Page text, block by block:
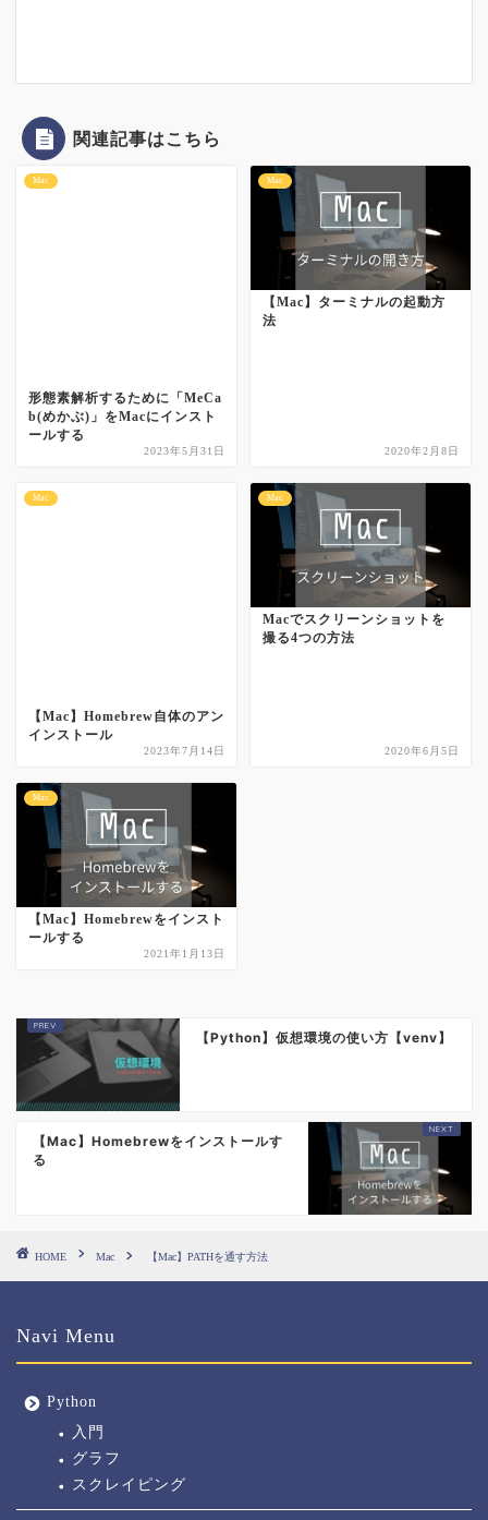
関連記事はこちら
Mac
形態素解析するために「MeCa
b(めかぶ)」をMacにインスト
ールする
2023年5月31日
Mac
【Mac】ターミナルの起動方
法
2020年2月8日
Mac
【Mac】Homebrew自体のアン
インストール
2023年7月14日
Mac
Macでスクリーンショットを
撮る4つの方法
2020年6月5日
Mac
【Mac】Homebrewをインスト
ールする
2021年1月13日
【Python】仮想環境の使い方【venv】
【Mac】Homebrewをインストールす
る
HOME Mac 【Mac】PATHを通す方法
Navi Menu
Python
入門
グラフ
スクレイピング